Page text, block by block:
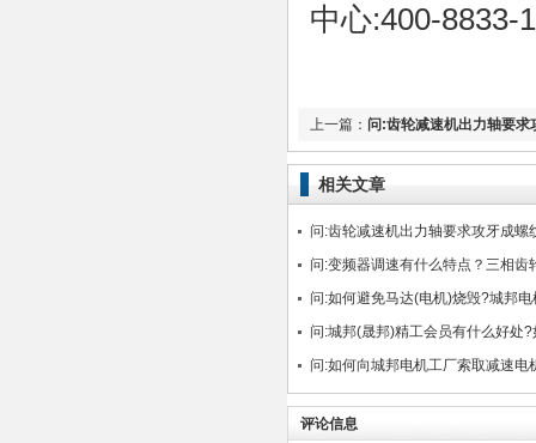
中心:400-8833-
上一篇： 问:齿轮减速机出力轴要
相关文章
问:齿轮减速机出力轴要求攻牙成
以代客户加工?
问:变频器调速有什么特点？三相
变频器使用？
问:如何避免马达(电机)烧毁?城邦
应对!
问:城邦(晟邦)精工会员有什么好处
员?
问:如何向城邦电机工厂索取减速
评论信息